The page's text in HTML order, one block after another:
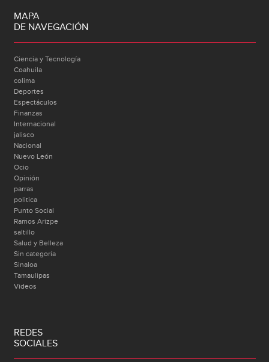
MAPA
DE NAVEGACIÓN
Ciencia y Tecnología
Coahuila
colima
Deportes
Espectáculos
Finanzas
Internacional
jalisco
Nacional
Nuevo León
Ocio
Opinión
parras
politica
Punto Social
Ramos Arizpe
saltillo
Salud y Belleza
Sin categoría
Sinaloa
Tamaulipas
Videos
REDES
SOCIALES